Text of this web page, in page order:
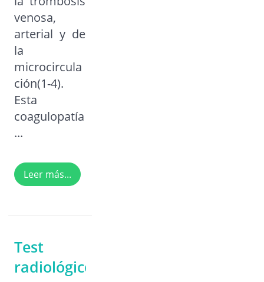
venosa,
arterial y de
la
microcircula
ción(1-4).
Esta
coagulopatía
...
Leer más...
Test
radiológico